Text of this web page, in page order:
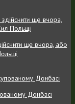
ще вчора, або
Донбасі